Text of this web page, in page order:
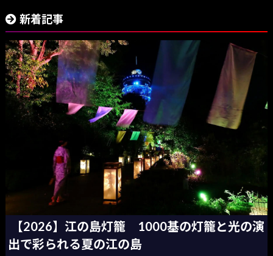
新着記事
【2026】江の島灯籠 1000基の灯籠と光の演
出で彩られる夏の江の島